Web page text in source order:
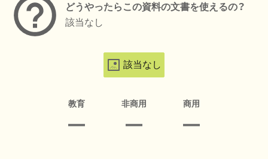
どうやったらこの資料の文書を使えるの？
該当なし
該当なし
教育 非商用 商用